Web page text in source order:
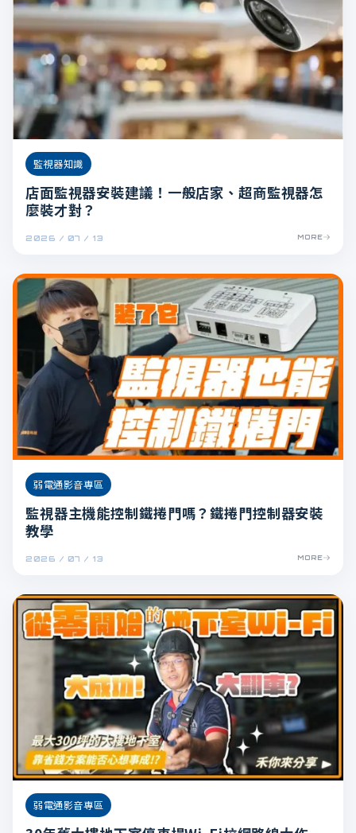
2026 / 07 / 13
監視器知識
店面監視器安裝建議！一般店家、超商監視器怎
麼裝才對？
MORE
2026 / 07 / 13
弱電通影音專區
監視器主機能控制鐵捲門嗎？鐵捲門控制器安裝
教學
MORE
弱電通影音專區